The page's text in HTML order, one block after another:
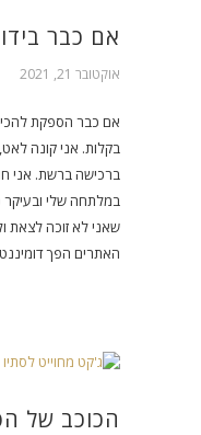
אם כבר
אוקטובר 21, 2021
אם כבר הספקת
בקלות. אני קונה
ברכישה ברשת. אני
במלתחה שלי ובעיקר
שאני לא זוכה לצאת
האתרים הפך
הכוכב של